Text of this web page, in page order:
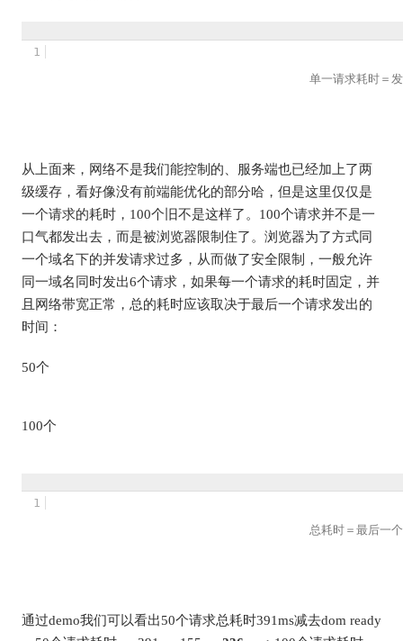
1
从上面来，网络不是我们能控制的、服务端也已经加上了两
级缓存，看好像没有前端能优化的部分哈，但是这里仅仅是
一个请求的耗时，100个旧不是这样了。100个请求并不是一
口气都发出去，而是被浏览器限制住了。浏览器为了方式同
一个域名下的并发请求过多，从而做了安全限制，一般允许
同一域名同时发出6个请求，如果每一个请求的耗时固定，并
且网络带宽正常，总的耗时应该取决于最后一个请求发出的
时间：
50个
100个
1
通过demo我们可以看出50个请求总耗时391ms减去dom ready